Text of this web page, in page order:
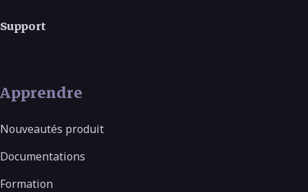
Support
Apprendre
Nouveautés produit
Documentations
Formation